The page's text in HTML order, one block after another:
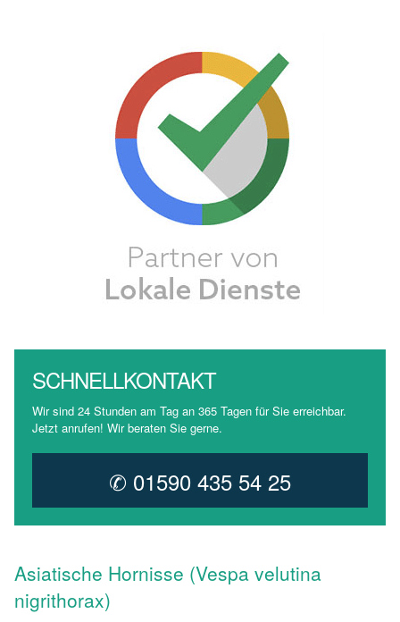
SCHNELLKONTAKT
Wir sind 24 Stunden am Tag an 365 Tagen für Sie erreichbar.
Jetzt anrufen! Wir beraten Sie gerne.
✆ 01590 435 54 25
Asiatische Hornisse (Vespa velutina
nigrithorax)